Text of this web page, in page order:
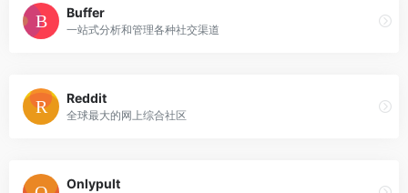
Buffer
一站式分析和管理各种社交渠道
Reddit
全球最大的网上综合社区
Onlypult